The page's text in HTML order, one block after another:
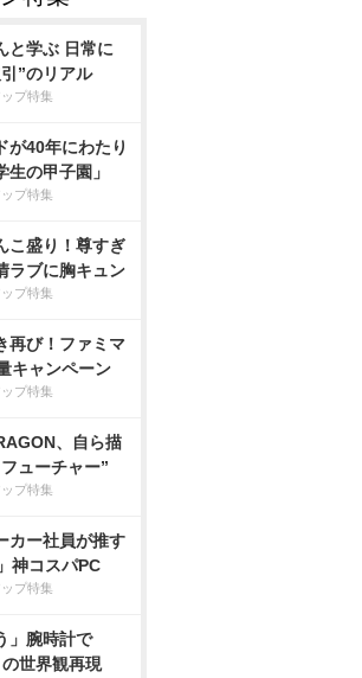
と学ぶ 日常に
”のリアル
プ特集
が40年にわたり
生の甲子園」
プ特集
こ盛り！尊すぎ
ラブに胸キュン
プ特集
再び！ファミマ
キャンペーン
プ特集
、自ら描
ューチャー”
プ特集
カー社員が推す
神コスパPC
プ特集
」腕時計で
の世界観再現